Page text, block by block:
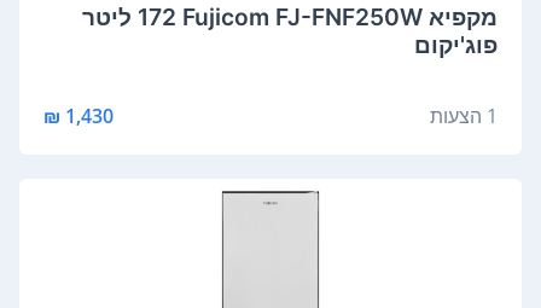
מקפיא Fujicom FJ-FNF250W ‏172 ‏ליטר
פוג'יקום
1 הצעות 1,430 ₪